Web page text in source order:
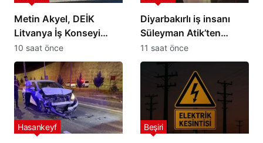
Metin Akyel, DEİK
Litvanya İş Konseyi
Üyeliğine Seçildi
10 saat önce
Diyarbakırlı iş insanı
Süleyman Atik’ten
Petrolspor’a 2 Milyon TL
destek
11 saat önce
Hasankeyf Beşiri